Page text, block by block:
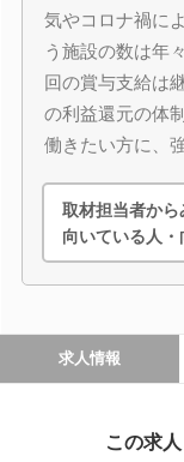
気やコロナ禍に
う施設の数は年
回の賞与支給は
の利益還元の体
働きたい方に、
取材担当者か
向いている人
求人情報
この求